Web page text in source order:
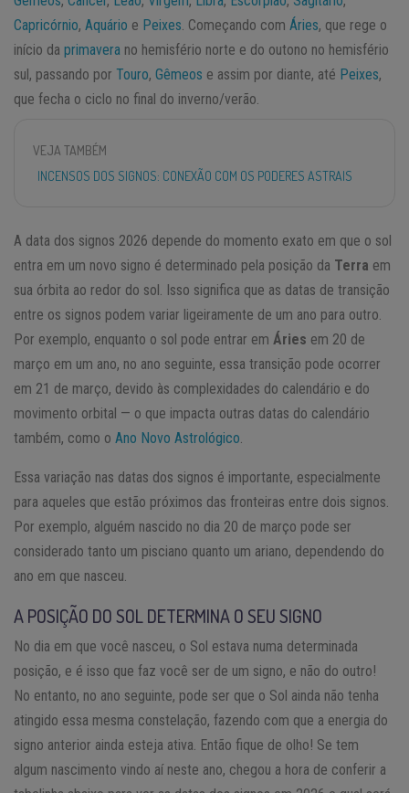
Capricórnio, Aquário e Peixes. Começando com Áries, que rege o
início da primavera no hemisfério norte e do outono no hemisfério
sul, passando por Touro, Gêmeos e assim por diante, até Peixes,
que fecha o ciclo no final do inverno/verão.
VEJA TAMBÉM
INCENSOS DOS SIGNOS: CONEXÃO COM OS PODERES ASTRAIS
A data dos signos 2026 depende do momento exato em que o sol
entra em um novo signo é determinado pela posição da Terra em
sua órbita ao redor do sol. Isso significa que as datas de transição
entre os signos podem variar ligeiramente de um ano para outro.
Por exemplo, enquanto o sol pode entrar em Áries em 20 de
março em um ano, no ano seguinte, essa transição pode ocorrer
em 21 de março, devido às complexidades do calendário e do
movimento orbital — o que impacta outras datas do calendário
também, como o Ano Novo Astrológico.
Essa variação nas datas dos signos é importante, especialmente
para aqueles que estão próximos das fronteiras entre dois signos.
Por exemplo, alguém nascido no dia 20 de março pode ser
considerado tanto um pisciano quanto um ariano, dependendo do
ano em que nasceu.
A POSIÇÃO DO SOL DETERMINA O SEU SIGNO
No dia em que você nasceu, o Sol estava numa determinada
posição, e é isso que faz você ser de um signo, e não do outro!
No entanto, no ano seguinte, pode ser que o Sol ainda não tenha
atingido essa mesma constelação, fazendo com que a energia do
signo anterior ainda esteja ativa. Então fique de olho! Se tem
algum nascimento vindo aí neste ano, chegou a hora de conferir a